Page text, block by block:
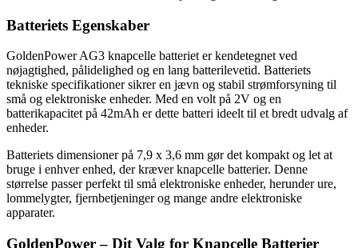
Batteriets Egenskaber
GoldenPower AG3 knapcelle batteriet er kendetegnet ved
nøjagtighed, pålidelighed og en lang batterilevetid. Batteriets
tekniske specifikationer sikrer en jævn og stabil strømforsyning til
små og elektroniske enheder. Med en volt på 2V og en
batterikapacitet på 42mAh er dette batteri ideelt til et bredt udvalg af
enheder.
Batteriets dimensioner på 7,9 x 3,6 mm gør det kompakt og let at
bruge i enhver enhed, der kræver knapcelle batterier. Denne
størrelse passer perfekt til små elektroniske enheder, herunder ure,
lommelygter, fjernbetjeninger og mange andre elektroniske
apparater.
GoldenPower – Dit Valg for Knapcelle Batterier